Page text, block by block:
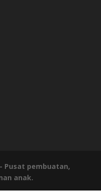
Pusat pembuatan,
anak.